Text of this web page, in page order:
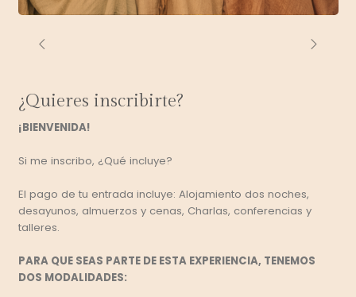
¿Quieres inscribirte?
¡BIENVENIDA!
Si me inscribo, ¿Qué incluye?
El pago de tu entrada incluye: Alojamiento dos noches,
desayunos, almuerzos y cenas, Charlas, conferencias y
talleres.
PARA QUE SEAS PARTE DE ESTA EXPERIENCIA, TENEMOS
DOS MODALIDADES: